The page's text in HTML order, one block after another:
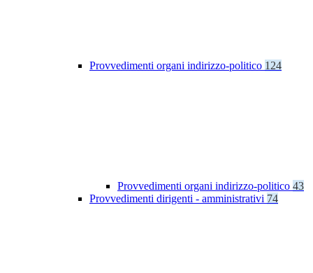
Provvedimenti organi indirizzo-politico 124
Provvedimenti organi indirizzo-politico 43
Provvedimenti dirigenti - amministrativi 74